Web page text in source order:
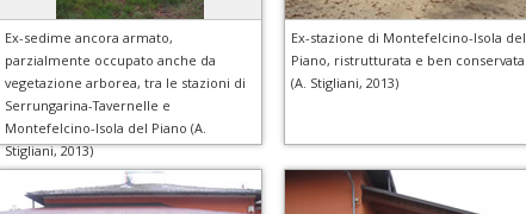
Ex-sedime ancora armato,
parzialmente occupato anche da
vegetazione arborea, tra le stazioni di
Serrungarina-Tavernelle e
Montefelcino-Isola del Piano (A.
Stigliani, 2013)
Ex-stazione di Montefelcino-Isola del
Piano, ristrutturata e ben conservata
(A. Stigliani, 2013)